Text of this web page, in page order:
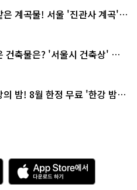
은 계곡물! 서울 '진관사 계곡'이
건축물은? '서울시 건축상' 수
의 밤! 8월 한정 무료 '한강 밤
A
p
p